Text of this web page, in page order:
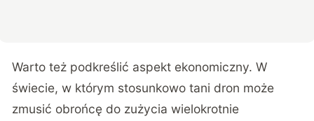
Warto też podkreślić aspekt ekonomiczny. W
świecie, w którym stosunkowo tani dron może
zmusić obrońcę do zużycia wielokrotnie